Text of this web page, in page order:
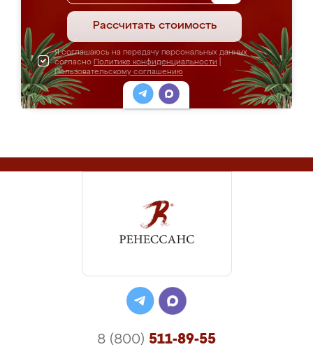
Рассчитать стоимость
Я соглашаюсь на передачу персональных данных
согласно Политике конфиденциальности
Пользовательскому соглашению
8 (800) 511-89-55